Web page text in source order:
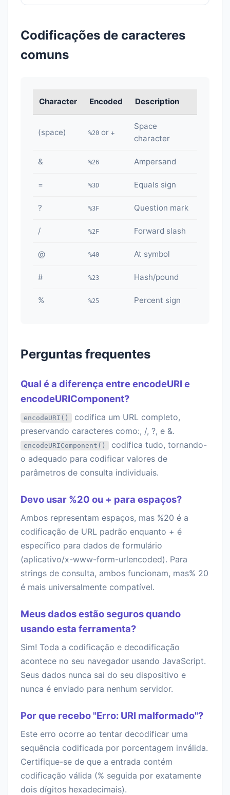
Codificações de caracteres
comuns
Character Encoded Description
(space) %20 or +
Space
character
& %26 Ampersand
= %3D Equals sign
? %3F Question mark
/ %2F Forward slash
@ %40 At symbol
# %23 Hash/pound
% %25 Percent sign
Perguntas frequentes
Qual é a diferença entre encodeURI e
encodeURIComponent?
encodeURI()
codifica um URL completo,
preservando caracteres como:, /, ?, e &.
encodeURIComponent()
codifica tudo, tornando-
o adequado para codificar valores de
parâmetros de consulta individuais.
Devo usar %20 ou + para espaços?
Ambos representam espaços, mas %20 é a
codificação de URL padrão enquanto + é
específico para dados de formulário
(aplicativo/x-www-form-urlencoded). Para
strings de consulta, ambos funcionam, mas% 20
é mais universalmente compatível.
Meus dados estão seguros quando
usando esta ferramenta?
Sim! Toda a codificação e decodificação
acontece no seu navegador usando JavaScript.
Seus dados nunca sai do seu dispositivo e
nunca é enviado para nenhum servidor.
Por que recebo "Erro: URI malformado"?
Este erro ocorre ao tentar decodificar uma
sequência codificada por porcentagem inválida.
Certifique-se de que a entrada contém
codificação válida (% seguida por exatamente
dois dígitos hexadecimais).